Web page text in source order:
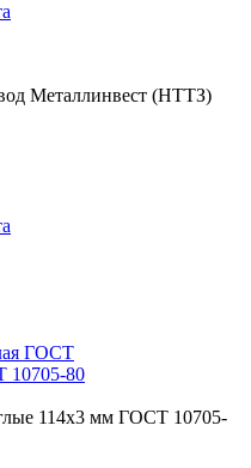
ГОСТ
10705-80
114x3 мм ГОСТ 10705-